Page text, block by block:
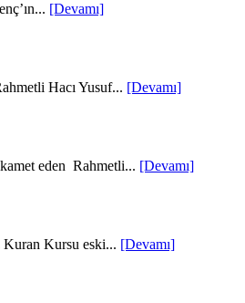
[Devamı]
Hacı Yusuf... [Devamı]
eden Rahmetli... [Devamı]
Kursu eski... [Devamı]